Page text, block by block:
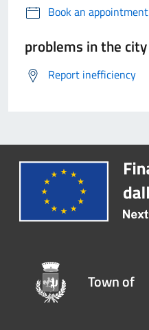
Book an appointment
problems in the city
Report inefficiency
Town of